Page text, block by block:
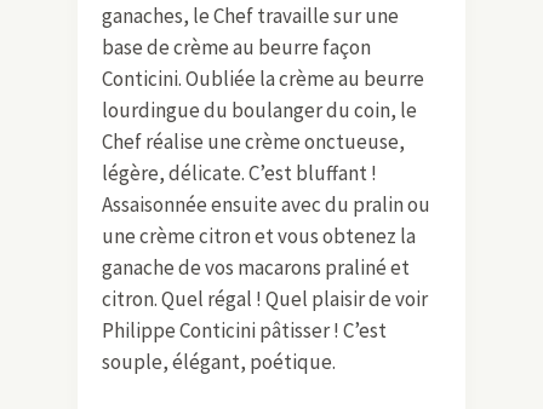
ganaches, le Chef travaille sur une
base de crème au beurre façon
Conticini. Oubliée la crème au beurre
lourdingue du boulanger du coin, le
Chef réalise une crème onctueuse,
légère, délicate. C’est bluffant !
Assaisonnée ensuite avec du pralin ou
une crème citron et vous obtenez la
ganache de vos macarons praliné et
citron. Quel régal ! Quel plaisir de voir
Philippe Conticini pâtisser ! C’est
souple, élégant, poétique.